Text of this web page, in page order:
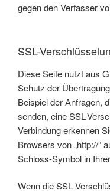
gegen den Verfasser
SSL-
Diese Seite nutzt aus
Schutz der
Beispiel der Anfragen,
senden, eine SSL-
Verbindung erkennen
Browsers von „http://“
Schloss-Symbol in
Wenn die SSL